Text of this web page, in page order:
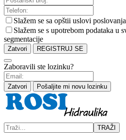
Slažem se sa opštii uslovi poslovanja
Slažem se s upotrebom podataka u
segmentacije
Zatvori REGISTRUJ SE
Zaboravili ste lozinku?
Zatvori Pošaljite mi novu lozinku
TRAŽI